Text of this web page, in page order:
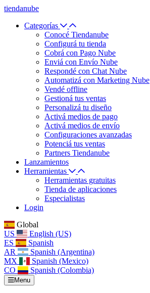
tiendanube
Categorías
Conocé Tiendanube
Configurá tu tienda
Cobrá con Pago Nube
Enviá con Envío Nube
Respondé con Chat Nube
Automatizá con Marketing Nube
Vendé offline
Gestioná tus ventas
Personalizá tu diseño
Activá medios de pago
Activá medios de envío
Configuraciones avanzadas
Potenciá tus ventas
Partners Tiendanube
Lanzamientos
Herramientas
Herramientas gratuitas
Tienda de aplicaciones
Especialistas
Login
Global
US
English (US)
ES
Spanish
AR
Spanish (Argentina)
MX
Spanish (Mexico)
CO
Spanish (Colombia)
Menu